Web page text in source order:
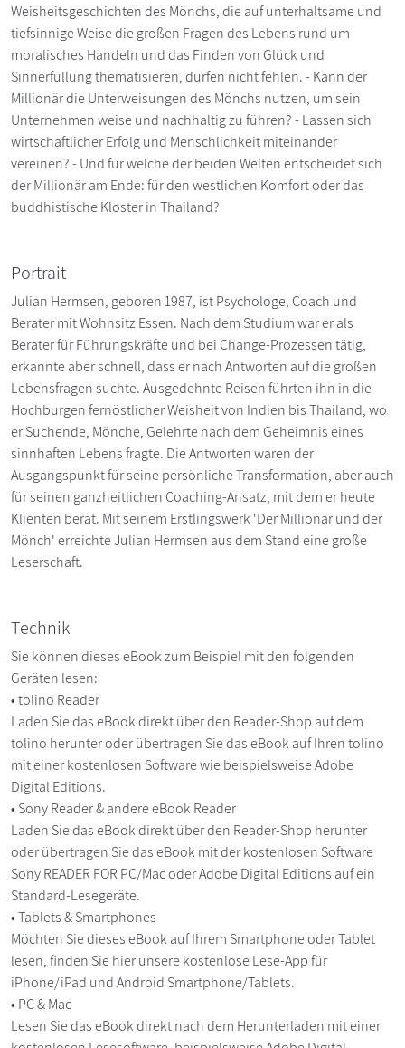
Weisheitsgeschichten des Mönchs, die auf unterhaltsame und
tiefsinnige Weise die großen Fragen des Lebens rund um
moralisches Handeln und das Finden von Glück und
Sinnerfüllung thematisieren, dürfen nicht fehlen. - Kann der
Millionär die Unterweisungen des Mönchs nutzen, um sein
Unternehmen weise und nachhaltig zu führen? - Lassen sich
wirtschaftlicher Erfolg und Menschlichkeit miteinander
vereinen? - Und für welche der beiden Welten entscheidet sich
der Millionär am Ende: für den westlichen Komfort oder das
buddhistische Kloster in Thailand?
Portrait
Julian Hermsen, geboren 1987, ist Psychologe, Coach und
Berater mit Wohnsitz Essen. Nach dem Studium war er als
Berater für Führungskräfte und bei Change-Prozessen tätig,
erkannte aber schnell, dass er nach Antworten auf die großen
Lebensfragen suchte. Ausgedehnte Reisen führten ihn in die
Hochburgen fernöstlicher Weisheit von Indien bis Thailand, wo
er Suchende, Mönche, Gelehrte nach dem Geheimnis eines
sinnhaften Lebens fragte. Die Antworten waren der
Ausgangspunkt für seine persönliche Transformation, aber auch
für seinen ganzheitlichen Coaching-Ansatz, mit dem er heute
Klienten berät. Mit seinem Erstlingswerk 'Der Millionär und der
Mönch' erreichte Julian Hermsen aus dem Stand eine große
Leserschaft.
Technik
Sie können dieses eBook zum Beispiel mit den folgenden
Geräten lesen:
• tolino Reader
Laden Sie das eBook direkt über den Reader-Shop auf dem
tolino herunter oder übertragen Sie das eBook auf Ihren tolino
mit einer kostenlosen Software wie beispielsweise Adobe
Digital Editions.
• Sony Reader & andere eBook Reader
Laden Sie das eBook direkt über den Reader-Shop herunter
oder übertragen Sie das eBook mit der kostenlosen Software
Sony READER FOR PC/Mac oder Adobe Digital Editions auf ein
Standard-Lesegeräte.
• Tablets & Smartphones
Möchten Sie dieses eBook auf Ihrem Smartphone oder Tablet
lesen, finden Sie hier unsere kostenlose Lese-App für
iPhone/iPad und Android Smartphone/Tablets.
• PC & Mac
Lesen Sie das eBook direkt nach dem Herunterladen mit einer